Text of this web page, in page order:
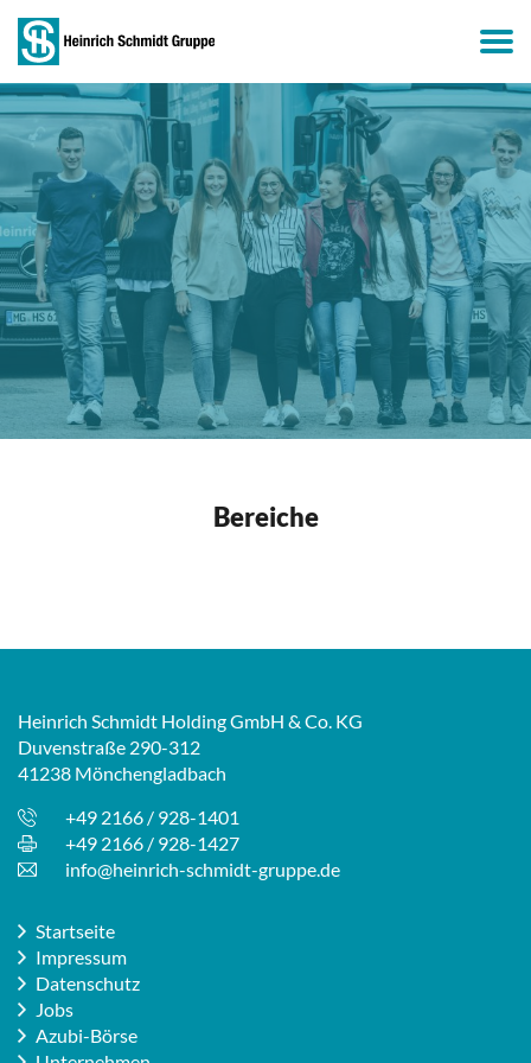
Bereiche
Heinrich Schmidt Holding GmbH & Co. KG
Duvenstraße 290-312
41238 Mönchengladbach
+49 2166 / 928-1401
+49 2166 / 928-1427
info@heinrich-schmidt-gruppe.de
Startseite
Impressum
Datenschutz
Jobs
Azubi-Börse